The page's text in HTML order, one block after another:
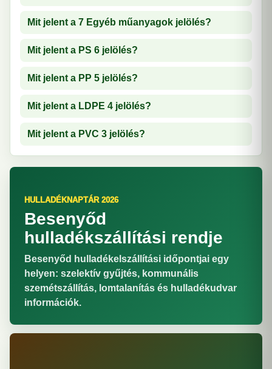
Mit jelent a 7 Egyéb műanyagok jelölés?
Mit jelent a PS 6 jelölés?
Mit jelent a PP 5 jelölés?
Mit jelent a LDPE 4 jelölés?
Mit jelent a PVC 3 jelölés?
HULLADÉKNAPTÁR 2026
Besenyőd
hulladékszállítási rendje
Besenyőd hulladékelszállítási időpontjai egy
helyen: szelektív gyűjtés, kommunális
szemétszállítás, lomtalanítás és hulladékudvar
információk.